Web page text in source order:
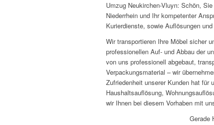
Umzug Neukirchen-Vluyn: Schön,
Niederrhein und Ihr kompetenter
Kurierdienste, sowie Auflösungen
Wir transportieren Ihre Möbel sicher
professionellen Auf- und Abbau der
von uns professionell abgebaut,
Verpackungsmaterial – wir
Zufriedenheit unserer Kunden hat für
Haushaltsauflösung,
wir Ihnen bei diesem Vorhaben mit
Gerade